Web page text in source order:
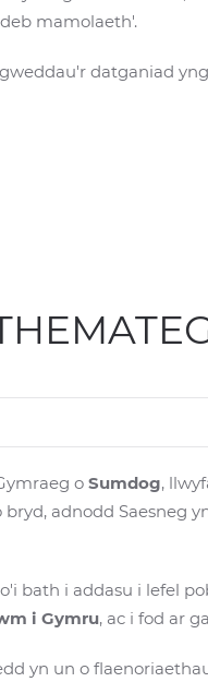
mamolaeth'.
datganiad
o Sumdog,
adnodd Saesneg
bath i addasu i lefel
i Gymru, ac i fod ar
yn un o